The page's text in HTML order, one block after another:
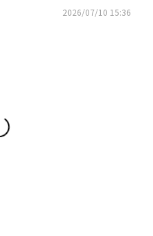
のためタイへ出国（動画あり）
2026/07/10 15:36